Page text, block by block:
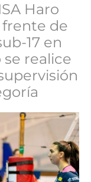
Haro
frente de
17 en
se realice